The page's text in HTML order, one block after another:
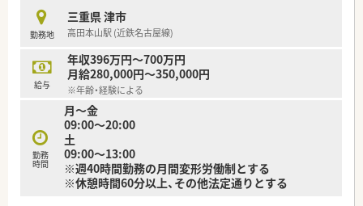
や施設への在宅業務も担当していただきます。
■業務としてOTC販売も含まれており、外来患者様へのセルフメ
ディケーションに関するアドバイスも期待されます。
勤務地
三重県 津市
高田本山駅 (近鉄名古屋線)
給与
年収396万円～700万円
月給280,000円～350,000円
※年齢・経験による
勤務
時間
月～金
09:00～20:00
土
09:00～13:00
※週40時間勤務の月間変形労働制とする
※休憩時間60分以上、その他法定通りとする